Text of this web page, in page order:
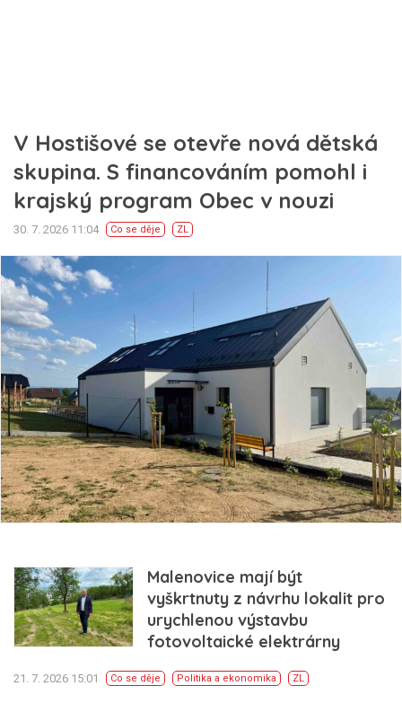
V Hostišové se otevře nová dětská
skupina. S financováním pomohl i
krajský program Obec v nouzi
30. 7. 2026 11:04 Co se děje ZL
Malenovice mají být
vyškrtnuty z návrhu lokalit pro
urychlenou výstavbu
fotovoltaické elektrárny
21. 7. 2026 15:01 Co se děje Politika a ekonomika ZL